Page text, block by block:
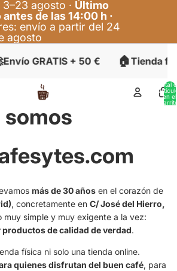
agosto · Último
de las 14:00 h ·
envío a partir del 24
agosto
Envío GRATIS + 50 € 🏠Tienda
Total
en el
somos
más de 30 años en el corazón de
, concretamente en C/ José del Hierro,
muy simple y muy exigente a la vez:
de calidad de verdad.
física ni solo una tienda online.
quienes disfrutan del buen café, para